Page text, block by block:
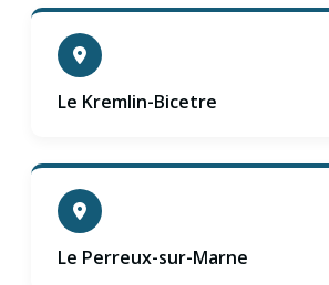
Le Kremlin-Bicetre
Le Perreux-sur-Marne